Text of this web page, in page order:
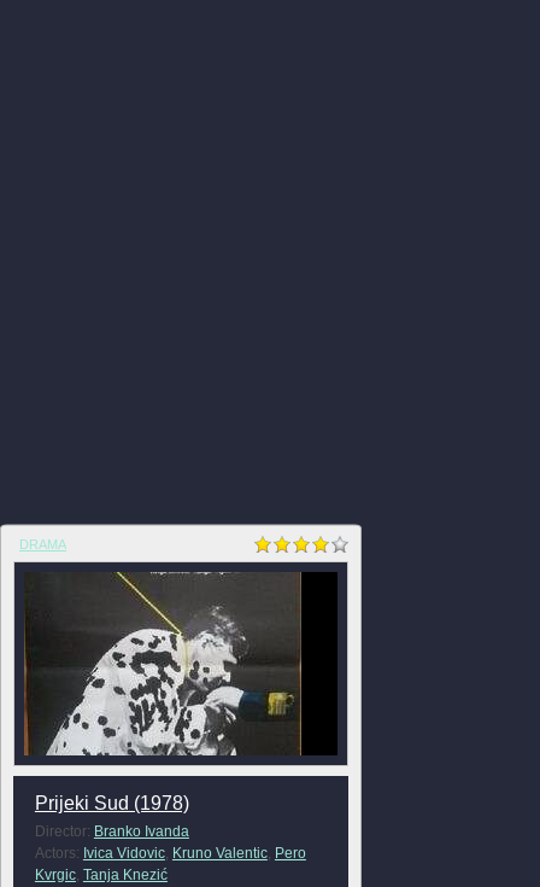
DRAMA
Prijeki Sud (1978)
Director: Branko Ivanda
Actors: Ivica Vidovic, Kruno Valentic, Pero
Kvrgic, Tanja Knezić